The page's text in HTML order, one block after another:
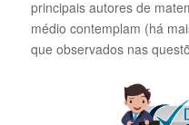
principais autores de
médio contemplam (há
que observados nas